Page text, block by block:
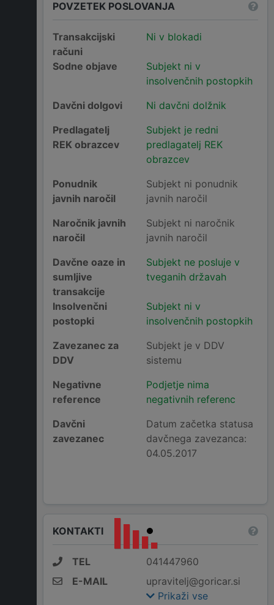
POVZETEK POSLOVANJA
Transakcijski
računi
Ni v blokadi
Sodne objave
Subjekt ni v
insolvenčnih postopkih
Davčni dolgovi
Ni davčni dolžnik
Predlagatelj
REK obrazcev
Subjekt je redni
predlagatelj REK
obrazcev
Ponudnik
javnih naročil
Subjekt ni ponudnik
javnih naročil
Naročnik javnih
naročil
Subjekt ni naročnik
javnih naročil
Davčne oaze in
sumljive
transakcije
Subjekt ne posluje v
tveganih državah
Insolvenčni
postopki
Subjekt ni v
insolvenčnih postopkih
Zavezanec za
DDV
Subjekt je v DDV
sistemu
Negativne
reference
Podjetje nima
negativnih referenc
Davčni
zavezanec
Datum začetka statusa
davčnega zavezanca:
04.05.2017
KONTAKTI
TEL
041447960
E-MAIL
upravitelj@goricar.si
Prikaži vse